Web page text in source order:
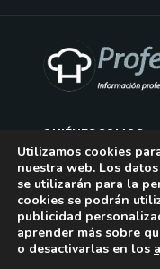
QUIÉNES SOMOS
AVISO LEGAL
POLÍTICA DE
POLÍTICA DE
Utilizamos cookies
nuestra web. Los
se utilizarán para la
cookies se podrán
publicidad
aprender más sobre
o desactivarlas en los